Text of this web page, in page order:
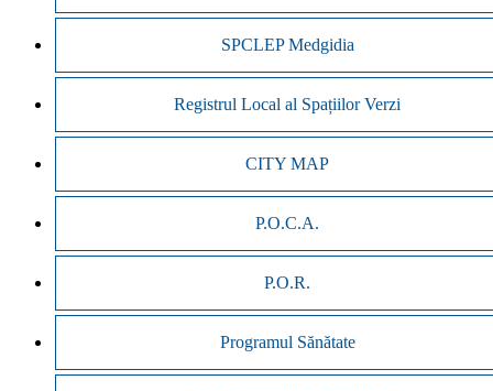
SPCLEP Medgidia
Registrul Local al Spațiilor Verzi
CITY MAP
P.O.C.A.
P.O.R.
Programul Sănătate